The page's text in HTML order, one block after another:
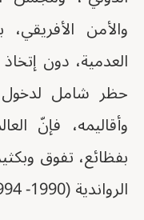
والأمن
العدمية، دون
حظر شامل لدخول
وأقاليمه، فإنّ
بفظائع، تفوق
الرواندية (1990- 1994).